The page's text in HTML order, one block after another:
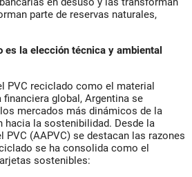
parte de reservas naturales,
es la elección técnica y ambiental
PVC reciclado como el material
global, Argentina se
mercados más dinámicos de la
hacia la sostenibilidad. Desde la
(AAPVC) se destacan las razones
se ha consolida como el
sostenibles: